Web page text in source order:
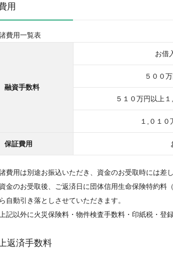
用
費用一覧表
融資手数料
お借
５００
５１０万円以上
１,０１０
保証費用
費用は別途お振込いただき、資金のお受取時には差し
資金のお受取後、ご返済日に団体信用生命保険特約料
ら自動引き落としさせていただきます。
上記以外に火災保険料・物件検査手数料・印紙税・登
返済手数料